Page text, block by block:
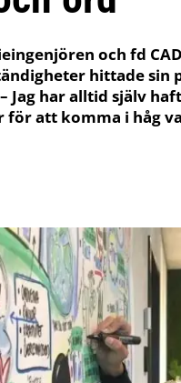
och fd
hittade sin
Jag har alltid själv
för att komma i håg